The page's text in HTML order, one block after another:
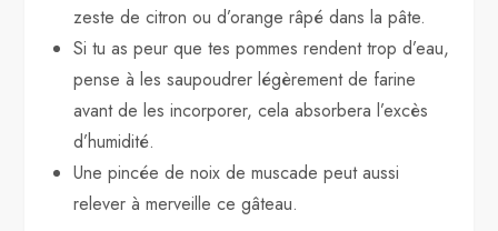
zeste de citron ou d’orange râpé dans la pâte.
Si tu as peur que tes pommes rendent trop d’eau,
pense à les saupoudrer légèrement de farine
avant de les incorporer, cela absorbera l’excès
d’humidité.
Une pincée de noix de muscade peut aussi
relever à merveille ce gâteau.